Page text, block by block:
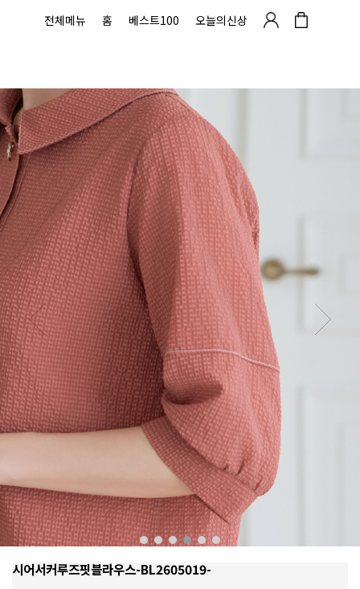
전체메뉴 홈 베스트100 오늘의신상
시어서커루즈핏블라우스-BL2605019-